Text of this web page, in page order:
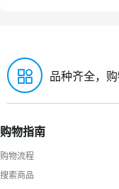
品种齐全，
购物指南
购物流程
搜索商品